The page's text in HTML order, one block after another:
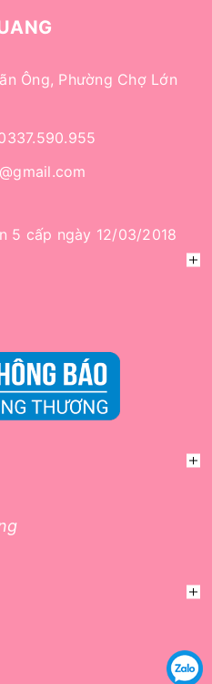
Ông, Phường Chợ Lớn
5 cấp ngày 12/03/2018